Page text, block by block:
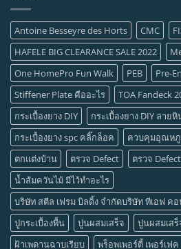
Antoine Besseyre des Horts CMC
HAFELE BIG CLEARANCE SALE 2022
One HomePro Fun Walk
PEB
Pre-
Stiffener Plate คืออะไร
TOA Fandeck
กระเบื้องยาง DIY
กระเบื้องยาง DIY ลาย
กระเบื้องยาง spc คลิ๊กล็อค
ควบคุมอุณห
ตกแต่งบ้าน
ตรวจ Defect
ตรวจ
น้ำส้มควันไม้ มีไว้ทำอะไร
บริษัท สตีล เฟรม บิลดิ้ง จำกัดบริษัท ทีเอฟ ค
ปูกระเบื้องพื้น
ปูนผสมเสร็จ
ปูนผสมเส
ฝ้าเพดานฉาบเรียบ
พร็อพเพอร์ตี้ เพอร์เฟค